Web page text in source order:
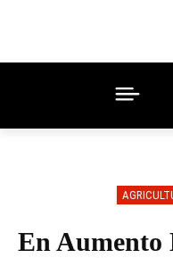
En Aumento